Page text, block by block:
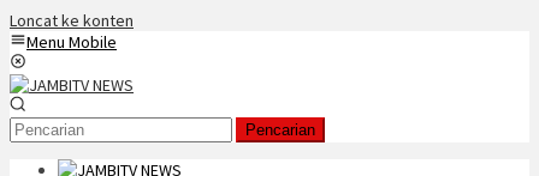
Loncat ke konten
Menu Mobile
Pencarian